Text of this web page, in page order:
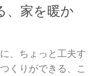
、家を暖か
、ちょっと工夫す
くりができる、こ